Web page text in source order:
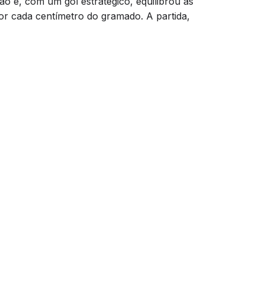
cada centímetro do gramado. A partida,